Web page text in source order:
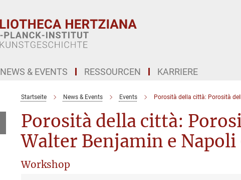
NEWS & EVENTS RESSOURCEN KARRIERE
Startseite News & Events Events Porosità della città: Porosità
Porosità della città:
Walter Benjamin e
Workshop